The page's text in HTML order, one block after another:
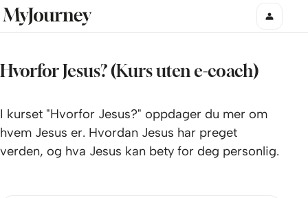
Hvorfor Jesus? (Kurs uten e-coach)
I kurset "Hvorfor Jesus?" oppdager du mer om
hvem Jesus er. Hvordan Jesus har preget
verden, og hva Jesus kan bety for deg personlig.